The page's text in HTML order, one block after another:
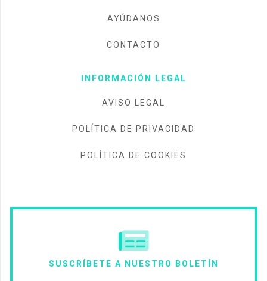
AYÚDANOS
CONTACTO
INFORMACIÓN LEGAL
AVISO LEGAL
POLÍTICA DE PRIVACIDAD
POLÍTICA DE COOKIES
SUSCRÍBETE A NUESTRO BOLETÍN